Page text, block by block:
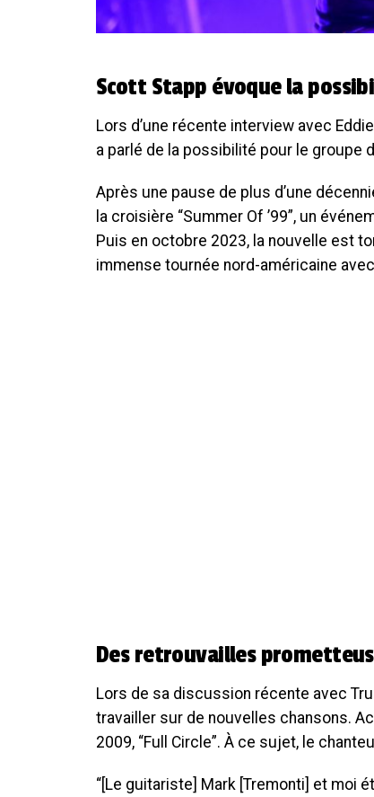
Scott Stapp évoque la
Lors d’une récente interview avec
a parlé de la possibilité pour le groupe
Après une pause de plus d’une
la croisière “Summer Of ’99”, un
Puis en octobre 2023, la nouvelle est
immense tournée nord-américaine
Des retrouvailles
Lors de sa discussion récente avec
travailler sur de nouvelles chansons.
2009, “Full Circle”. À ce sujet, le
“[Le guitariste] Mark [Tremonti] et moi